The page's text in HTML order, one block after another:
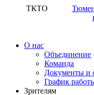
ТКТО
О нас
Объединение
Команда
Документы и
График
Зрителям